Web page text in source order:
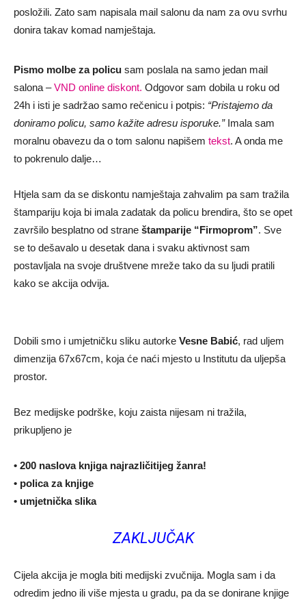
posložili. Zato sam napisala mail salonu da nam za ovu svrhu
donira takav komad namještaja.
Pismo molbe za policu sam poslala na samo jedan mail
salona –VND online diskont. Odgovor sam dobila u roku od
24h i isti je sadržao samo rečenicu i potpis: “Pristajemo da
doniramo policu, samo kažite adresu isporuke.”Imala sam
moralnu obavezu da o tom salonu napišem tekst. A onda me
to pokrenulo dalje…
Htjela sam da se diskontu namještaja zahvalim pa sam tražila
štampariju koja bi imala zadatak da policu brendira, što se opet
završilo besplatno od strane štamparije “Firmoprom”. Sve
se to dešavalo u desetak dana i svaku aktivnost sam
postavljala na svoje društvene mreže tako da su ljudi pratili
kako se akcija odvija.
Dobili smo i umjetničku sliku autorke Vesne Babić, rad uljem
dimenzija 67x67cm, koja će naći mjesto u Institutu da uljepša
prostor.
Bez medijske podrške, koju zaista nijesam ni tražila,
prikupljeno je
• 200 naslova knjiga najrazličitijeg žanra!
• polica za knjige
• umjetnička slika
ZAKLJUČAK
Cijela akcija je mogla biti medijski zvučnija. Mogla sam i da
odredim jedno ili više mjesta u gradu, pa da se donirane knjige